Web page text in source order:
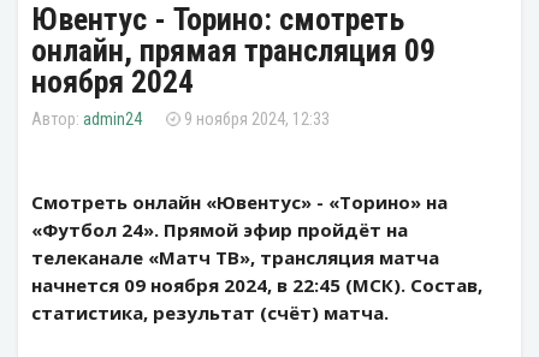
Ювентус - Торино: смотреть
онлайн, прямая трансляция 09
ноября 2024
admin24 9 ноября 2024, 12:33
Смотреть онлайн «Ювентус» - «Торино» на
«Футбол 24». Прямой эфир пройдёт на
телеканале «Матч ТВ», трансляция матча
начнется 09 ноября 2024, в 22:45 (МСК). Состав,
статистика, результат (счёт) матча.